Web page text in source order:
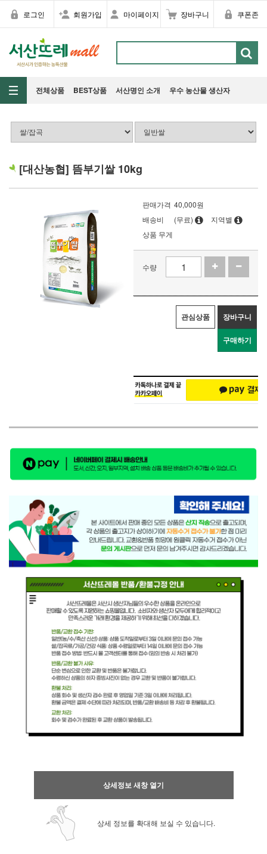
로그인 회원가입 마이페이지 장바구니 쿠폰존
전체상품 BEST상품 서산명인 소개 우수 농산물 생산자
[대산농협] 뜸부기쌀 10kg
판매가격 40,000원
배송비
(무료)
지역별
상품 무게
수량
관심상품 장바구니
구매하기
상세정보 새창 열기
상세 정보를 확대해 보실 수 있습니다.